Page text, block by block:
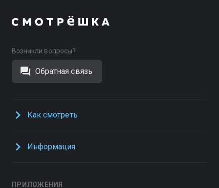
Возникли вопросы?
Обратная связь
Как смотреть
Информация
ПРИЛОЖЕНИЯ